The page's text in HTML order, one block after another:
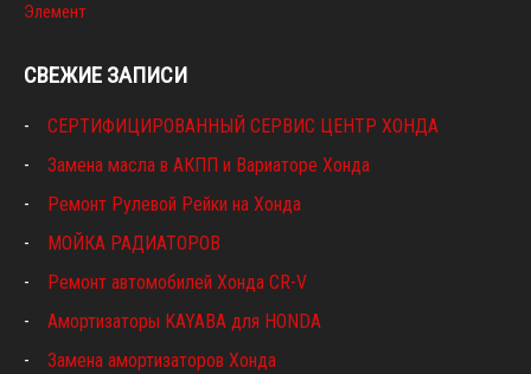
Элемент
СВЕЖИЕ ЗАПИСИ
СЕРТИФИЦИРОВАННЫЙ СЕРВИС ЦЕНТР ХОНДА
Замена масла в АКПП и Вариаторе Хонда
Ремонт Рулевой Рейки на Хонда
МОЙКА РАДИАТОРОВ
Ремонт автомобилей Хонда CR-V
Амортизаторы KAYABA для HONDA
Замена амортизаторов Хонда